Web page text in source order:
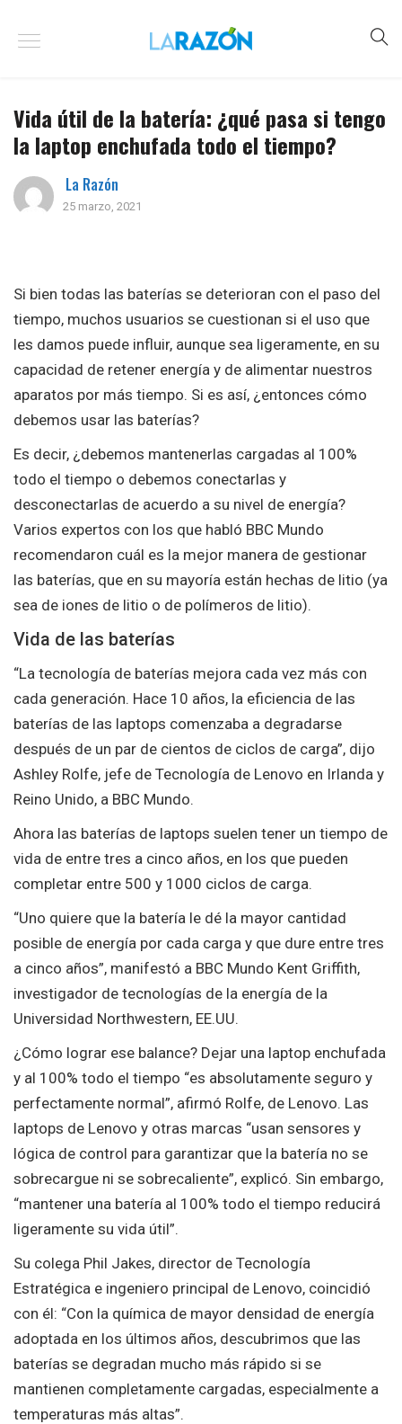
Vida útil de la batería: ¿qué pasa si tengo
la laptop enchufada todo el tiempo?
La Razón
25 marzo, 2021
Si bien todas las baterías se deterioran con el paso del
tiempo, muchos usuarios se cuestionan si el uso que
les damos puede influir, aunque sea ligeramente, en su
capacidad de retener energía y de alimentar nuestros
aparatos por más tiempo. Si es así, ¿entonces cómo
debemos usar las baterías?
Es decir, ¿debemos mantenerlas cargadas al 100%
todo el tiempo o debemos conectarlas y
desconectarlas de acuerdo a su nivel de energía?
Varios expertos con los que habló BBC Mundo
recomendaron cuál es la mejor manera de gestionar
las baterías, que en su mayoría están hechas de litio (ya
sea de iones de litio o de polímeros de litio).
Vida de las baterías
“La tecnología de baterías mejora cada vez más con
cada generación. Hace 10 años, la eficiencia de las
baterías de las laptops comenzaba a degradarse
después de un par de cientos de ciclos de carga”, dijo
Ashley Rolfe, jefe de Tecnología de Lenovo en Irlanda y
Reino Unido, a BBC Mundo.
Ahora las baterías de laptops suelen tener un tiempo de
vida de entre tres a cinco años, en los que pueden
completar entre 500 y 1000 ciclos de carga.
“Uno quiere que la batería le dé la mayor cantidad
posible de energía por cada carga y que dure entre tres
a cinco años”, manifestó a BBC Mundo Kent Griffith,
investigador de tecnologías de la energía de la
Universidad Northwestern, EE.UU.
¿Cómo lograr ese balance? Dejar una laptop enchufada
y al 100% todo el tiempo “es absolutamente seguro y
perfectamente normal”, afirmó Rolfe, de Lenovo. Las
laptops de Lenovo y otras marcas “usan sensores y
lógica de control para garantizar que la batería no se
sobrecargue ni se sobrecaliente”, explicó. Sin embargo,
“mantener una batería al 100% todo el tiempo reducirá
ligeramente su vida útil”.
Su colega Phil Jakes, director de Tecnología
Estratégica e ingeniero principal de Lenovo, coincidió
con él: “Con la química de mayor densidad de energía
adoptada en los últimos años, descubrimos que las
baterías se degradan mucho más rápido si se
mantienen completamente cargadas, especialmente a
temperaturas más altas”.